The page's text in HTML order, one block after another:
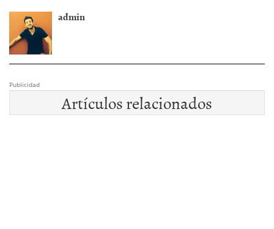
admin
Publicidad
Artículos relacionados